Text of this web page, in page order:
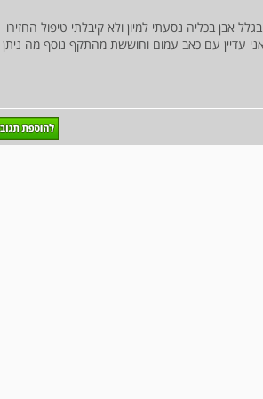
אבן בכליה נסעתי למיון ולא קיבלתי טיפול החזירו
עדיין עם כאב עמום וחוששת מהתקף נוסף מה ניתן